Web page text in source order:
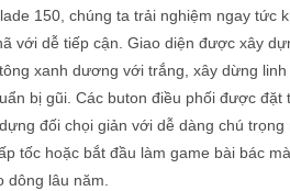
150, chúng ta trải nghiệm ngay tức
với dễ tiếp cận. Giao diện được xây
xanh dương với trắng, xây dừng
bị gũi. Các buton điều phối được đặt
đối chọi giản với dễ dàng chú
tốc hoặc bắt đầu làm game bài bác
dông lâu năm.